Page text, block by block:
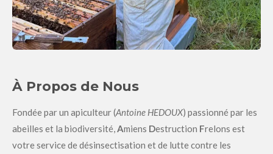
À Propos de Nous
Fondée par un apiculteur (Antoine HEDOUX) passionné par les
abeilles et la biodiversité,Amiens Destruction Frelons est
votre service de désinsectisation et de lutte contre les